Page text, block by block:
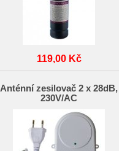
119,00 Kč
Anténní zesilovač 2 x 28dB,
230V/AC